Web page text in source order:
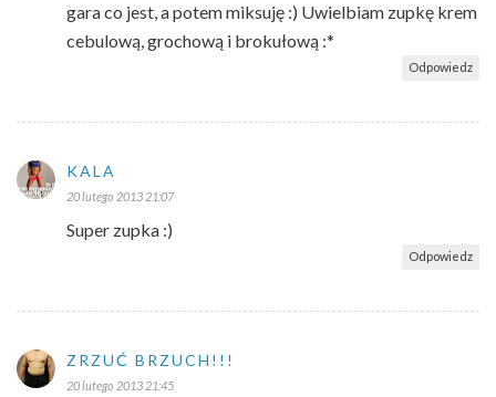
gara co jest, a potem miksuję :) Uwielbiam zupkę krem
cebulową, grochową i brokułową :*
Odpowiedz
KALA
20 lutego 2013 21:07
Super zupka :)
Odpowiedz
ZRZUĆ BRZUCH!!!
20 lutego 2013 21:45